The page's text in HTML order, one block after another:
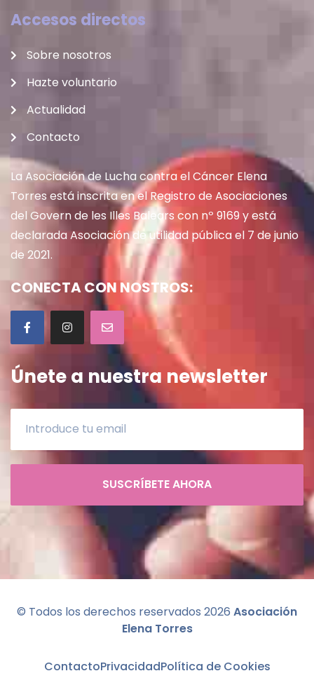
Accesos directos
Sobre nosotros
Hazte voluntario
Actualidad
Contacto
La Asociación de Lucha contra el Cáncer Elena
Torres está inscrita en el Registro de Asociaciones
del Govern de les Illes Balears con nº 9169 y está
declarada Asociación de utilidad pública el 7 de junio
de 2021.
CONECTA CON NOSTROS:
Únete a nuestra newsletter
SUSCRÍBETE AHORA
© Todos los derechos reservados 2026 Asociación
Elena Torres
ContactoPrivacidadPolítica de Cookies